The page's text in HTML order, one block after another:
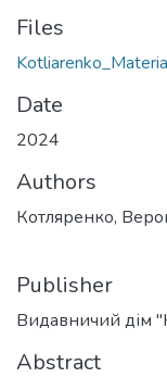
Files
Date
2024
Authors
Котляренко,
Publisher
Видавничий дім
Abstract